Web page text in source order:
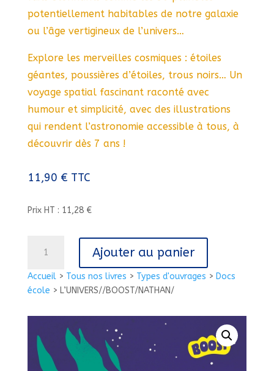
Accueil> Tous nos livres > Types d'ouvrages > Docs
école > L’UNIVERS//BOOST/NATHAN/
potentiellement habitables de notre galaxie
ou l’âge vertigineux de l’univers…
Explore les merveilles cosmiques : étoiles
géantes, poussières d’étoiles, trous noirs… Un
voyage spatial fascinant raconté avec
humour et simplicité, avec des illustrations
qui rendent l’astronomie accessible à tous, à
découvrir dès 7 ans !
11,90 € TTC
Prix HT : 11,28 €
L'UNIVERS//BOOST/NATHAN/
Ajouter au panier